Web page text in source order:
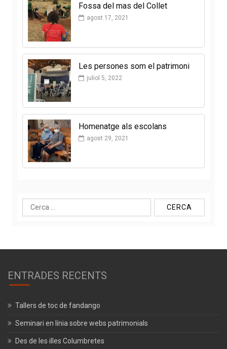
Fossa del mas del Collet
agost 17, 2021
Les persones som el patrimoni
juliol 5, 2022
Homenatge als escolans
agost 29, 2021
Cerca:
ENTRADES RECENTS
Tallers de toc de fandango
Seminari en línia sobre webs patrimonials
Des de les illes Columbretes